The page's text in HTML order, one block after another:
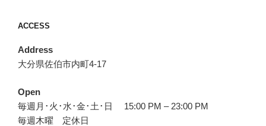
ACCESS
Address
大分県佐伯市内町4-17
Open
毎週月･火･水･金･土･日 15:00 PM – 23:00 PM
毎週木曜 定休日